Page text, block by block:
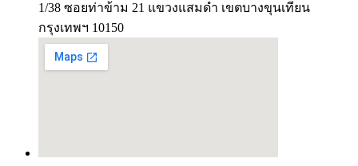
1/38 ซอยท่าข้าม 21 แขวงแสมดำ เขตบางขุนเทียน
กรุงเทพฯ 10150